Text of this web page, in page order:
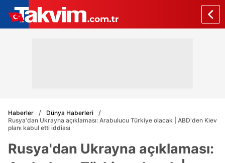
Haberler
Dünya Haberleri
Rusya'dan Ukrayna açıklaması: Arabulucu Türkiye olacak | ABD'den Kiev
planı kabul etti iddiası
Rusya'dan Ukrayna açıklaması: